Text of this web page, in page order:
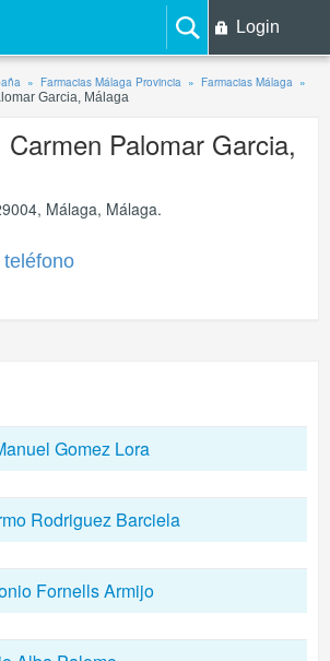
Login
Farmacias Málaga Provincia
Farmacias Málaga
Garcia, Málaga
Palomar Garcia,
Málaga, Málaga.
teléfono
Gomez Lora
Rodriguez Barciela
Fornells Armijo